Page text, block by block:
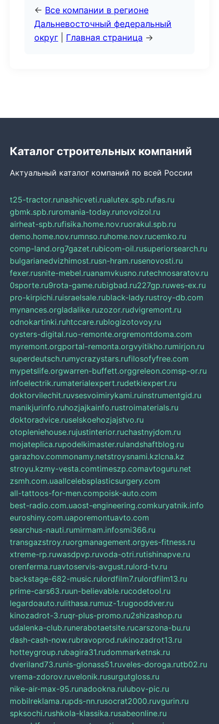
← Все компании в регионе
Дальневосточный федеральный
округ
Главная страница →
Каталог строительных компаний
Актуальный каталог компаний по всей России
t25-tractor.runashicveti.rualutex.spb.rufas.ru
gbmk.spb.ruromania-today.runovoizol.ru
airheat-spb.rufisika.home.nov.ruorakul.spb.ru
demo.home.nov.rumnso.ruhome.nov.rucemko.ru
comp-land.org7gazet.rubicom-oil.rusuperiorsearch.ru
bulgarianedvizhimost.rusn-hram.rusenovosti.ru
fexer.rusnite-mebel.ruanamvkusno.rutechnosaratov.ru
0sporte.ru9rota-game.rubigbad.ru227gp.ruwes-ex.ru
pro-kirpichi.ruisraelsale.rublack-lady.rustroy-db.com
mynances.orgladalike.ruzozor.rudvigremont.ru
odnokartinki.ruhtccare.rublogizotovoy.ru
oysters-digital.ruo-remonte.orgremontdoma.com
myremont.orgportal-remonta.orgvyitikho.rumirjon.ru
superdeutsch.rumycrazystars.rufilosofyfree.com
mypetslife.orgwarren-buffett.orggreleon.comsp-or.ru
infoelectrik.rumaterialexpert.rudetkiexpert.ru
doktorvilechit.ruvsesvoimirykami.ruinstrumentgid.ru
manikjurinfo.ruhozjajkainfo.rustroimaterials.ru
doktoradvice.ruselskoehozjajstvo.ru
otopleniehouse.rujustinterior.ruchastnyjdom.ru
mojateplica.rupodelkimaster.rulandshaftblog.ru
garazhov.commonamy.netstroysnami.kzlcna.kz
stroyu.kzmy-vesta.comtimeszp.comavtoguru.net
zsmh.com.uaallcelebsplasticsurgery.com
all-tattoos-for-men.compoisk-auto.com
best-radio.com.uaost-engineering.comkuryatnik.info
euroshiny.com.uaporemontuavto.com
searchus-nauti.rumirmam.infosmi366.ru
transgazstroy.ruorgmanagement.orgyes-fitness.ru
xtreme-rp.ruwasdpvp.ruvoda-otri.rutishinapve.ru
orenferma.ruavtoservis-avgust.rulord-tv.ru
backstage-682-music.rulordfilm7.rulordfilm13.ru
prime-cars63.ruun-believable.rucodetool.ru
legardoauto.rulithasa.rumuz-1.rugooddver.ru
kinozadrot-3.ruqr-plus-promo.ru2shizashop.ru
udalenka-club.runerabotaetsite.rucarszona-bu.ru
dash-cash-now.rubravoprod.rukinozadrot13.ru
hotteygroup.rubagira31.rudommarketnsk.ru
dveriland73.runis-glonass51.ruveles-doroga.rutb02.ru
vrema-zdorov.ruvelonik.rusurgutgloss.ru
nike-air-max-95.runadookna.rulubov-pic.ru
mobilreklama.rupds-nn.rusocrat2000.ruvgurin.ru
spksochi.rushkola-klassika.rusabeonline.ru